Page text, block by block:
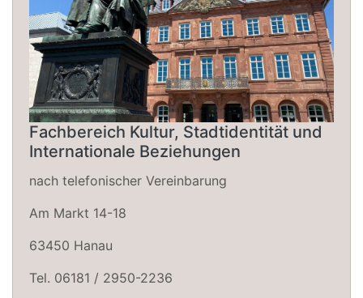
Fachbereich Kultur, Stadtidentität und
Internationale Beziehungen
nach telefonischer Vereinbarung
Am Markt 14-18
63450 Hanau
Tel. 06181 / 2950-2236